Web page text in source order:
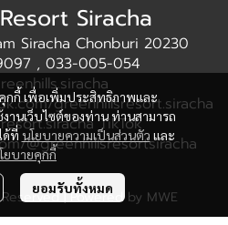
กกี้ เพื่อเพิ่มประสิทธิภาพและ
านเว็บไซต์ของท่าน ท่านสามารถ
ด้ที่ นโยบายความเป็นส่วนตัว และ
ยบายคุกกี้
ยอมรับทั้งหมด
Siracha
Siracha Chonburi 20230
, 033-005-054
greenhillsresort.siracha
TikTok
@greenhillsresortsiracha
| Powered by MWE